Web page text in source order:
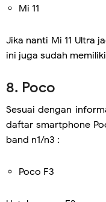
Mi 11
Jika nanti Mi 11 Ultra
ini juga sudah
8. Poco
Sesuai dengan
daftar smartphone
band n1/n3 :
Poco F3